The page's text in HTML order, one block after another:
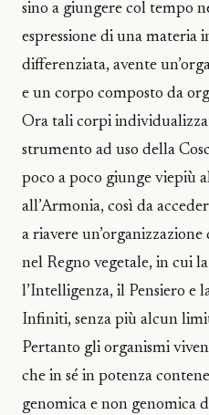
sino a giungere col tempo
espressione di una materia
differenziata, avente
e un corpo composto da
Ora tali corpi
strumento ad uso della
poco a poco giunge viepiù
all’Armonia, così da
a riavere
nel Regno vegetale, in cui
l’Intelligenza, il Pensiero e
Infiniti, senza più alcun
Pertanto gli organismi
che in sé in potenza
genomica e non genomica